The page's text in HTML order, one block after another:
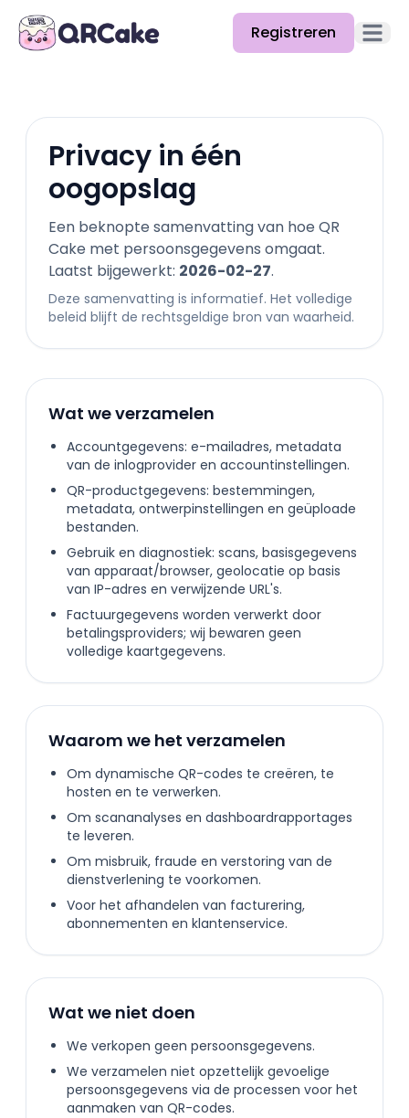
Registreren
Prijzen
Blog
Help
API
Privacy in één
oogopslag
Een beknopte samenvatting van hoe QR
Cake met persoonsgegevens omgaat.
Laatst bijgewerkt: 2026-02-27.
Deze samenvatting is informatief. Het volledige
beleid blijft de rechtsgeldige bron van waarheid.
Wat we verzamelen
Accountgegevens: e-mailadres, metadata
van de inlogprovider en accountinstellingen.
QR-productgegevens: bestemmingen,
metadata, ontwerpinstellingen en geüploade
bestanden.
Gebruik en diagnostiek: scans, basisgegevens
van apparaat/browser, geolocatie op basis
van IP-adres en verwijzende URL's.
Factuurgegevens worden verwerkt door
betalingsproviders; wij bewaren geen
volledige kaartgegevens.
Waarom we het verzamelen
Om dynamische QR-codes te creëren, te
hosten en te verwerken.
Om scananalyses en dashboardrapportages
te leveren.
Om misbruik, fraude en verstoring van de
dienstverlening te voorkomen.
Voor het afhandelen van facturering,
abonnementen en klantenservice.
Wat we niet doen
We verkopen geen persoonsgegevens.
We verzamelen niet opzettelijk gevoelige
persoonsgegevens via de processen voor het
aanmaken van QR-codes.